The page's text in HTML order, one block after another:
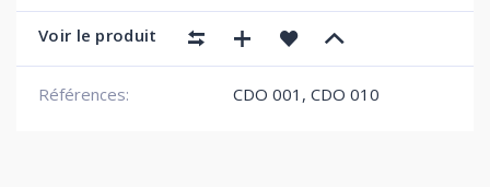
Voir le produit
Références: CDO 001 , CDO 010